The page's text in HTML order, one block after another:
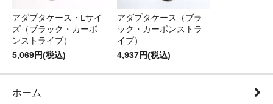
アダプタケース・Lサイ
ズ（ブラック・カーボ
ンストライプ）
5,069円(税込)
アダプタケース（ブラ
ック・カーボンストラ
イプ）
4,937円(税込)
ホーム